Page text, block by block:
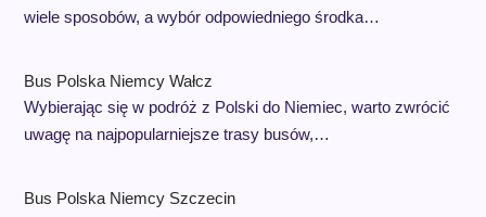
wiele sposobów, a wybór odpowiedniego środka…
Bus Polska Niemcy Wałcz
Wybierając się w podróż z Polski do Niemiec, warto zwrócić
uwagę na najpopularniejsze trasy busów,…
Bus Polska Niemcy Szczecin